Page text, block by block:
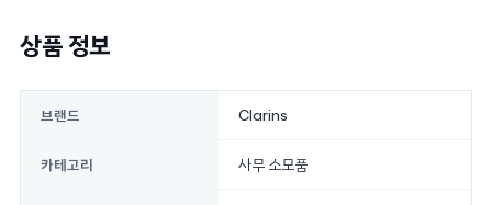
상품 정보
브랜드 Clarins
카테고리 사무 소모품